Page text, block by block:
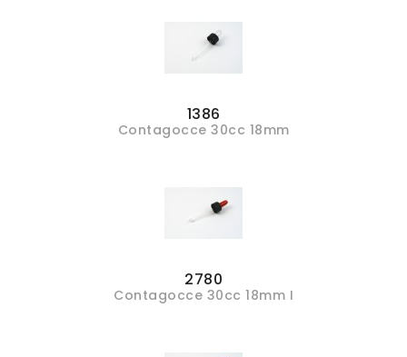
1386
Contagocce 30cc 18mm
2780
Contagocce 30cc 18mm I